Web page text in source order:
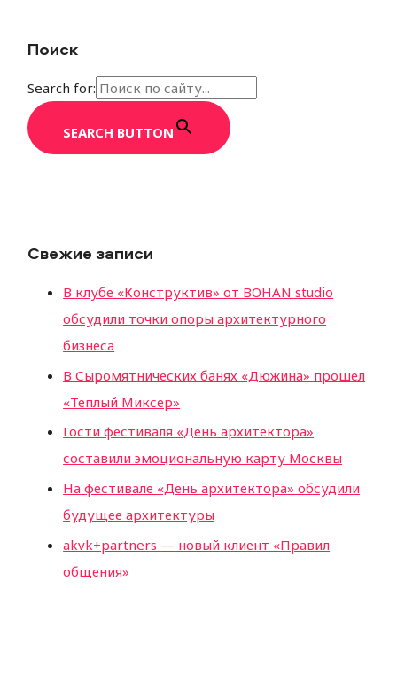
Поиск
Search for:
SEARCH BUTTON
Свежие записи
В клубе «Конструктив» от BOHAN studio
обсудили точки опоры архитектурного
бизнеса
В Сыромятнических банях «Дюжина» прошел
«Теплый Миксер»
Гости фестиваля «День архитектора»
составили эмоциональную карту Москвы
На фестивале «День архитектора» обсудили
будущее архитектуры
akvk+partners — новый клиент «Правил
общения»